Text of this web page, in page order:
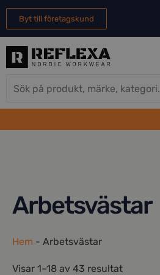
Byt till företagskund
Arbetsvästar
Hem - Arbetsvästar
Visar 1–18 av 43 resultat